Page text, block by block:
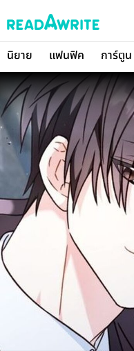
นิยาย แฟนฟิค การ์ตูน